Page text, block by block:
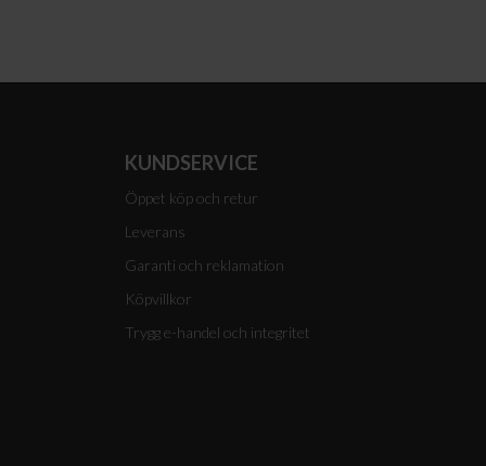
KUNDSERVICE
Öppet köp och retur
Leverans
Garanti och reklamation
Köpvillkor
Trygg e-handel och integritet